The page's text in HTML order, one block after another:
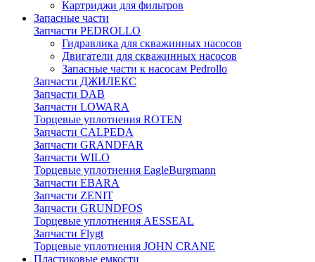
Картриджи для фильтров
Запасные части
Запчасти PEDROLLO
Гидравлика для скважинных насосов
Двигатели для скважинных насосов
Запасные части к насосам Pedrollo
Запчасти ДЖИЛЕКС
Запчасти DAB
Запчасти LOWARA
Торцевые уплотнения ROTEN
Запчасти CALPEDA
Запчасти GRANDFAR
Запчасти WILO
Торцевые уплотнения EagleBurgmann
Запчасти EBARA
Запчасти ZENIT
Запчасти GRUNDFOS
Торцевые уплотнения AESSEAL
Запчасти Flygt
Торцевые уплотнения JOHN CRANE
Пластиковые емкости